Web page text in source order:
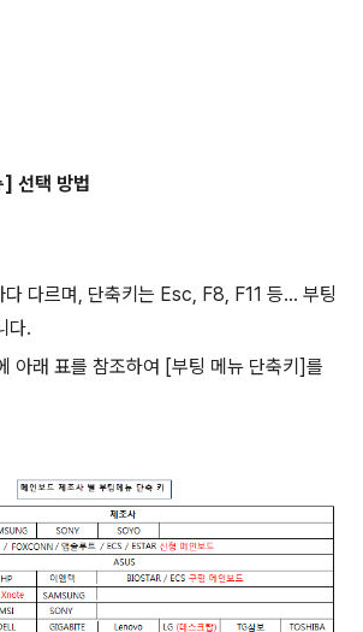
선택 방법
다르며, 단축키는 Esc, F8, F11 등... 부팅
다.
아래 표를 참조하여 [부팅 메뉴 단축키]를